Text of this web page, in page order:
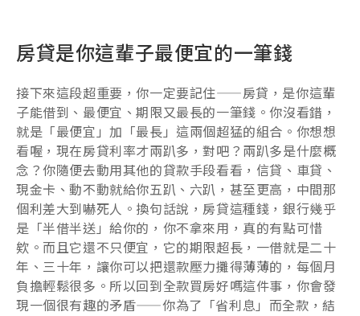
房貸是你這輩子最便宜的一筆錢
接下來這段超重要，你一定要記住——房貸，是你這輩
子能借到、最便宜、期限又最長的一筆錢。你沒看錯，
就是「最便宜」加「最長」這兩個超猛的組合。你想想
看喔，現在房貸利率才兩趴多，對吧？兩趴多是什麼概
念？你隨便去動用其他的貸款手段看看，信貸、車貸、
現金卡、動不動就給你五趴、六趴，甚至更高，中間那
個利差大到嚇死人。換句話說，房貸這種錢，銀行幾乎
是「半借半送」給你的，你不拿來用，真的有點可惜
欸。而且它還不只便宜，它的期限超長，一借就是二十
年、三十年，讓你可以把還款壓力攤得薄薄的，每個月
負擔輕鬆很多。所以回到全款買房好嗎這件事，你會發
現一個很有趣的矛盾——你為了「省利息」而全款，結